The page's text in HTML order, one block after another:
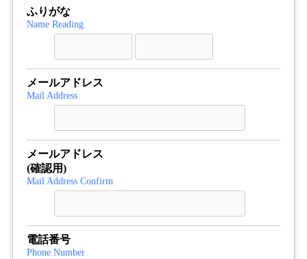
ふりがな
Name Reading
メールアドレス
Mail Address
メールアドレス
(確認用)
Mail Address Confirm
電話番号
Phone Number